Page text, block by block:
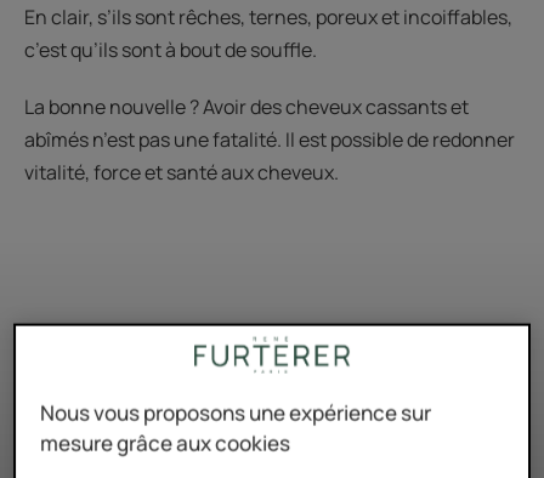
En clair, s’ils sont rêches, ternes, poreux et incoiffables,
c’est qu’ils sont à bout de souffle.
La bonne nouvelle ? Avoir des cheveux cassants et
abîmés n’est pas une fatalité. Il est possible de redonner
vitalité, force et santé aux cheveux.
Nous vous proposons une expérience sur
mesure grâce aux cookies